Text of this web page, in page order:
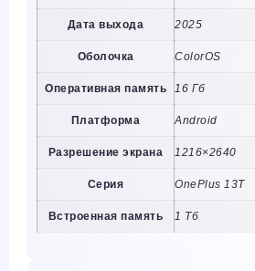
Дата выхода 2025
Оболочка ColorOS
Оперативная память 16 Гб
Платформа Android
Разрешение экрана 1216×2640
Серия OnePlus 13T
Встроенная память 1 Тб